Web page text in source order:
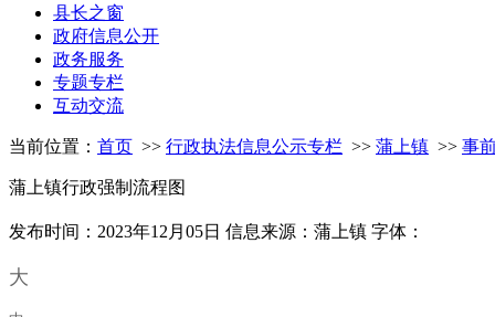
县长之窗
政府信息公开
政务服务
专题专栏
互动交流
当前位置： 首页 >> 行政执法信息公示专栏 >> 蒲上镇 >> 事
蒲上镇行政强制流程图
发布时间：2023年12月05日 信息来源：蒲上镇 字体：
大